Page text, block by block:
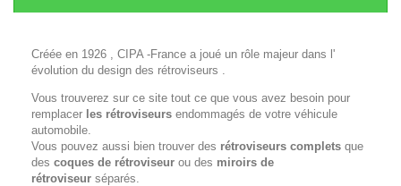
Créée en 1926 , CIPA -France a joué un rôle majeur dans l'
évolution du design des rétroviseurs .
Vous trouverez sur ce site tout ce que vous avez besoin pour
remplacer les rétroviseurs endommagés de votre véhicule
automobile.
Vous pouvez aussi bien trouver des rétroviseurs complets que
des coques de rétroviseur ou des miroirs de
rétroviseur séparés.